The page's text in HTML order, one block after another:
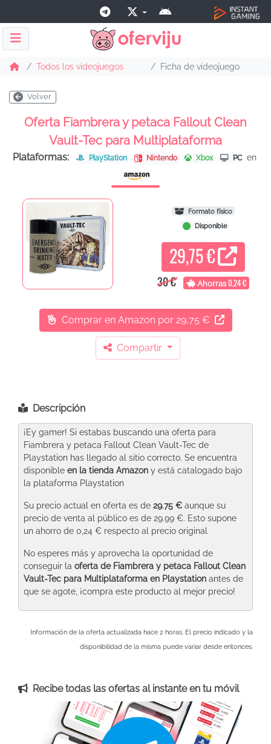
Todos los videojuegos Ficha de videojuego
Volver
Oferta Fiambrera y petaca Fallout Clean
Vault-Tec para Multiplataforma
Plataformas: PlayStation Nintendo Xbox PC en
Formato físico
Disponible
29,75 €
30 € Ahorras0,24 €
Comprar en Amazon por 29,75 €
Compartir
Descripción
¡Ey gamer! Si estabas buscando una oferta para
Fiambrera y petaca Fallout Clean Vault-Tec de
Playstation has llegado al sitio correcto. Se encuentra
disponible en la tienda Amazon y está catalogado bajo
la plataforma Playstation
Su precio actual en oferta es de 29.75 € aunque su
precio de venta al público es de 29.99 €. Esto supone
un ahorro de 0,24 € respecto al precio original
No esperes más y aprovecha la oportunidad de
conseguir la oferta de Fiambrera y petaca Fallout Clean
Vault-Tec para Multiplataforma en Playstation antes de
que se agote, ¡compra este producto al mejor precio!
Información de la oferta actualizada hace 2 horas. El precio indicado y la
disponibilidad de la misma puede variar desde entonces.
Recibe todas las ofertas al instante en tu móvil